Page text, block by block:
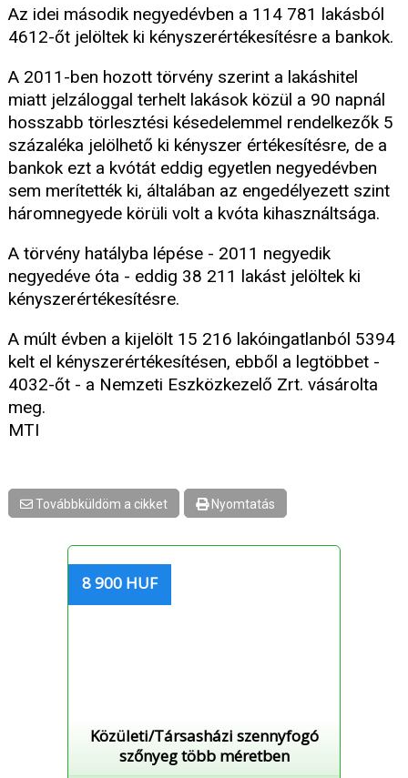
Az idei második negyedévben a 114 781 lakásból
4612-őt jelöltek ki kényszerértékesítésre a bankok.
A 2011-ben hozott törvény szerint a lakáshitel
miatt jelzáloggal terhelt lakások közül a 90 napnál
hosszabb törlesztési késedelemmel rendelkezők 5
százaléka jelölhető ki kényszer értékesítésre, de a
bankok ezt a kvótát eddig egyetlen negyedévben
sem merítették ki, általában az engedélyezett szint
háromnegyede körüli volt a kvóta kihasználtsága.
A törvény hatályba lépése - 2011 negyedik
negyedéve óta - eddig 38 211 lakást jelöltek ki
kényszerértékesítésre.
A múlt évben a kijelölt 15 216 lakóingatlanból 5394
kelt el kényszerértékesítésen, ebből a legtöbbet -
4032-őt - a Nemzeti Eszközkezelő Zrt. vásárolta
meg.
MTI
Továbbküldöm a cikket Nyomtatás
8 900 HUF
Közületi/Társasházi szennyfogó
szőnyeg több méretben